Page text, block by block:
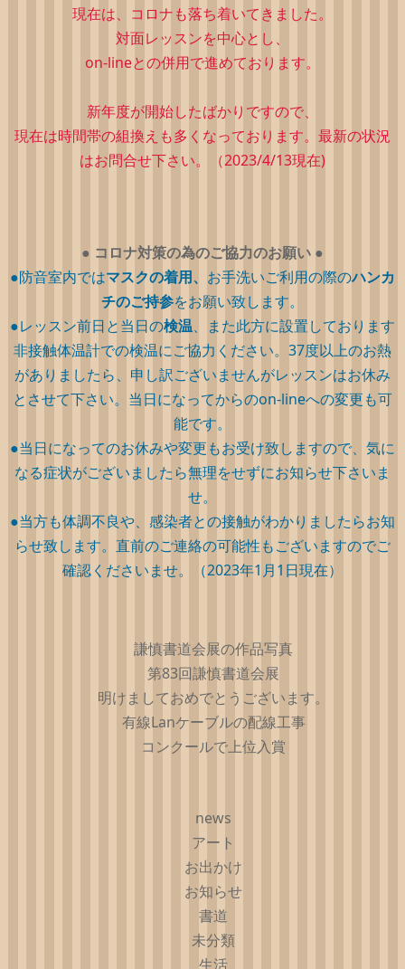
現在は、コロナも落ち着いてきました。
対面レッスンを中心とし、
on-lineとの併用で進めております。
新年度が開始したばかりですので、
現在は時間帯の組換えも多くなっております。最新の状況
はお問合せ下さい。（2023/4/13現在)
● コロナ対策の為のご協力のお願い ●
●防音室内ではマスクの着用、 お手洗いご利用の際のハンカ
チのご持参をお願い致します。
●レッスン前日と当日の検温、また此方に設置しております
非接触体温計での検温にご協力ください。37度以上のお熱
がありましたら、申し訳ございませんがレッスンはお休み
とさせて下さい。当日になってからのon-lineへの変更も可
能です。
●当日になってのお休みや変更もお受け致しますので、気に
なる症状がございましたら無理をせずにお知らせ下さいま
せ。
●当方も体調不良や、感染者との接触がわかりましたらお知
らせ致します。直前のご連絡の可能性もございますのでご
確認くださいませ。（2023年1月1日現在）
謙慎書道会展の作品写真
第83回謙慎書道会展
明けましておめでとうございます。
有線Lanケーブルの配線工事
コンクールで上位入賞
news
アート
お出かけ
お知らせ
書道
未分類
生活